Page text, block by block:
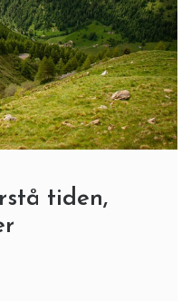
tiden,